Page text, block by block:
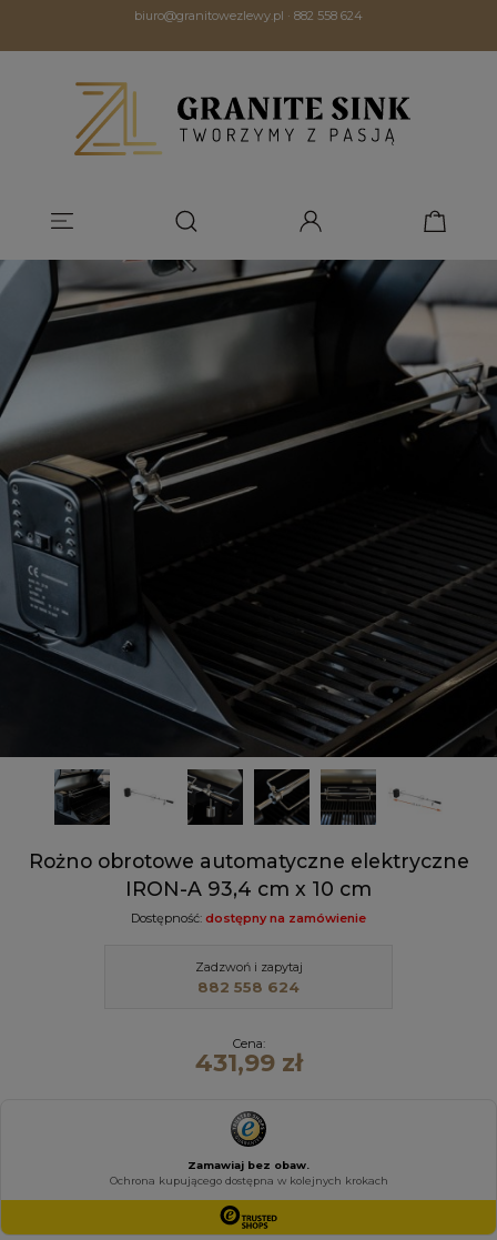
biuro@granitowezlewy.pl · 882 558 624
Rożno obrotowe automatyczne elektryczne
IRON-A 93,4 cm x 10 cm
Dostępność: dostępny na zamówienie
Zadzwoń i zapytaj
882 558 624
Cena:
431,99 zł